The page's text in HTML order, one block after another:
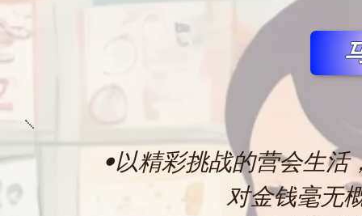
•以精彩挑战的营会生活
对金钱毫无